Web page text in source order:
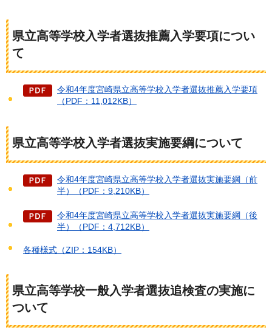
県立高等学校入学者選抜推薦入学要項につい
て
令和4年度宮崎県立高等学校入学者選抜推薦入学要項
（PDF：11,012KB）
県立高等学校入学者選抜実施要綱について
令和4年度宮崎県立高等学校入学者選抜実施要綱（前
半）（PDF：9,210KB）
令和4年度宮崎県立高等学校入学者選抜実施要綱（後
半）（PDF：4,712KB）
各種様式（ZIP：154KB）
県立高等学校一般入学者選抜追検査の実施に
ついて